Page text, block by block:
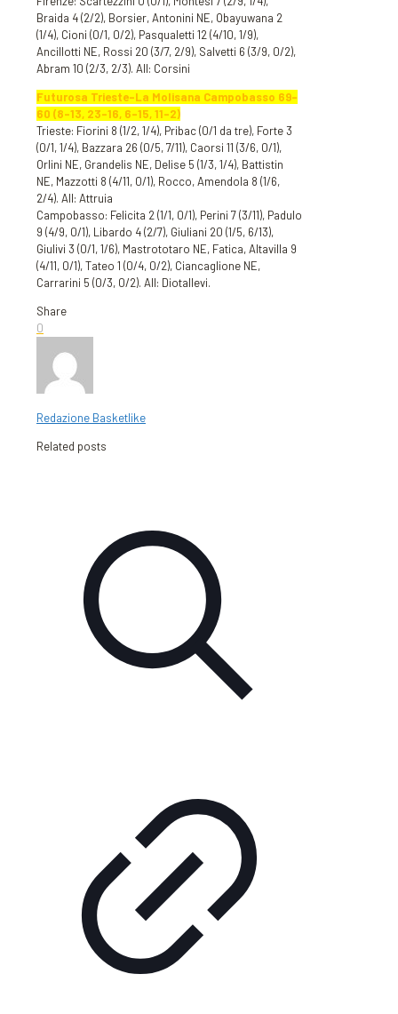
Braida 4 (2/2), Borsier, Antonini NE, Obayuwana 2
(1/4), Cioni (0/1, 0/2), Pasqualetti 12 (4/10, 1/9),
Ancillotti NE, Rossi 20 (3/7, 2/9), Salvetti 6 (3/9, 0/2),
Abram 10 (2/3, 2/3). All: Corsini
Futurosa Trieste-La Molisana Campobasso 69-
60 (8-13, 23-16, 6-15, 11-2)
Trieste: Fiorini 8 (1/2, 1/4), Pribac (0/1 da tre), Forte 3
(0/1, 1/4), Bazzara 26 (0/5, 7/11), Caorsi 11 (3/6, 0/1),
Orlini NE, Grandelis NE, Delise 5 (1/3, 1/4), Battistin
NE, Mazzotti 8 (4/11, 0/1), Rocco, Amendola 8 (1/6,
2/4). All: Attruia
Campobasso: Felicita 2 (1/1, 0/1), Perini 7 (3/11), Padulo
9 (4/9, 0/1), Libardo 4 (2/7), Giuliani 20 (1/5, 6/13),
Giulivi 3 (0/1, 1/6), Mastrototaro NE, Fatica, Altavilla 9
(4/11, 0/1), Tateo 1 (0/4, 0/2), Ciancaglione NE,
Carrarini 5 (0/3, 0/2). All: Diotallevi.
Share
0
Redazione Basketlike
Related posts